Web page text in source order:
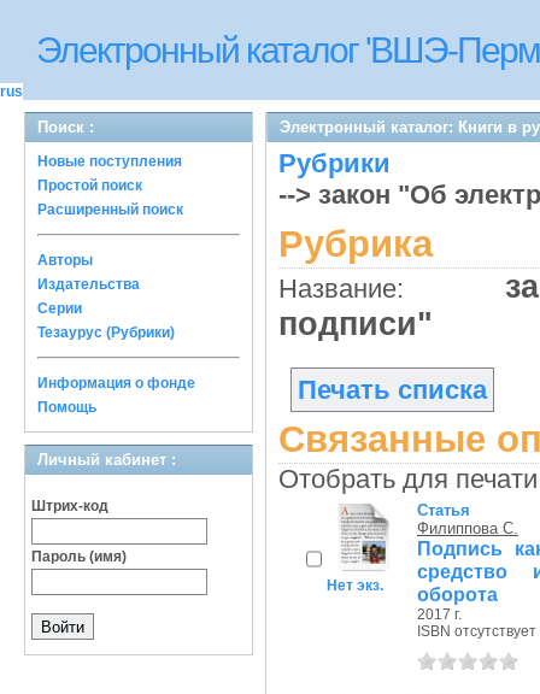
Электронный каталог 'ВШЭ-
rus
Поиск :
Новые поступления
Простой поиск
Расширенный поиск
Авторы
Издательства
Серии
Тезаурус (Рубрики)
Информация о фонде
Помощь
Личный кабинет :
Штрих-код
Пароль (имя)
Электронный каталог: Книги в
Рубрики
--> закон "Об
Рубрика
Название:
подписи"
Печать списка
Связанные
Отобрать для
Нет экз.
Статья
Филиппова С.
Подпись
средство
оборота
2017 г.
ISBN отсутствует